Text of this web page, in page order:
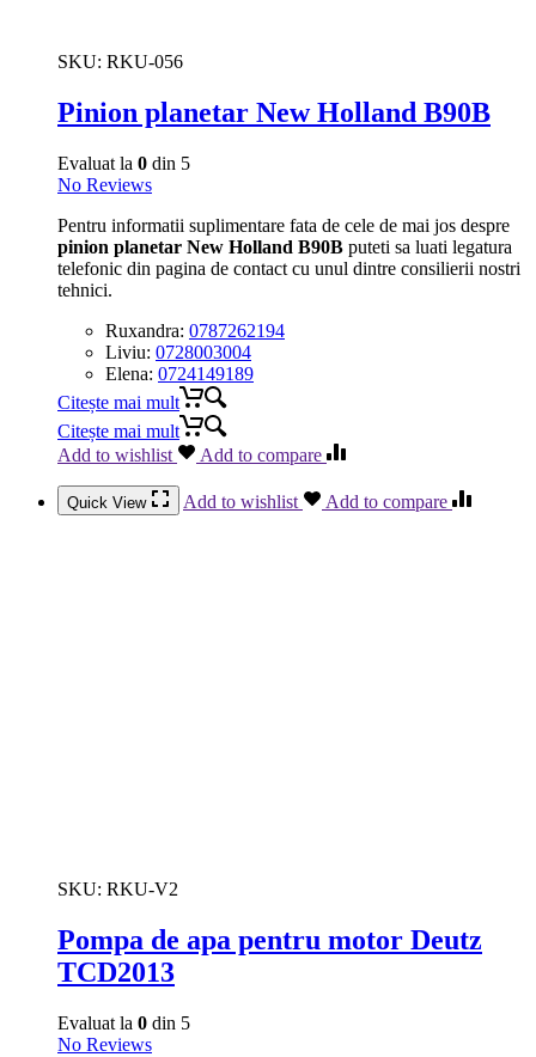
SKU: RKU-056
Pinion planetar New Holland B90B
Evaluat la 0 din 5
No Reviews
Pentru informatii suplimentare fata de cele de mai jos despre
pinion planetar New Holland B90B puteti sa luati legatura
telefonic din pagina de contact cu unul dintre consilierii nostri
tehnici.
Ruxandra: 0787262194
Liviu: 0728003004
Elena: 0724149189
Citește mai mult
Citește mai mult
Add to wishlist
Add to compare
Quick View Add to wishlist Add to compare
SKU: RKU-V2
Pompa de apa pentru motor Deutz
TCD2013
Evaluat la 0 din 5
No Reviews